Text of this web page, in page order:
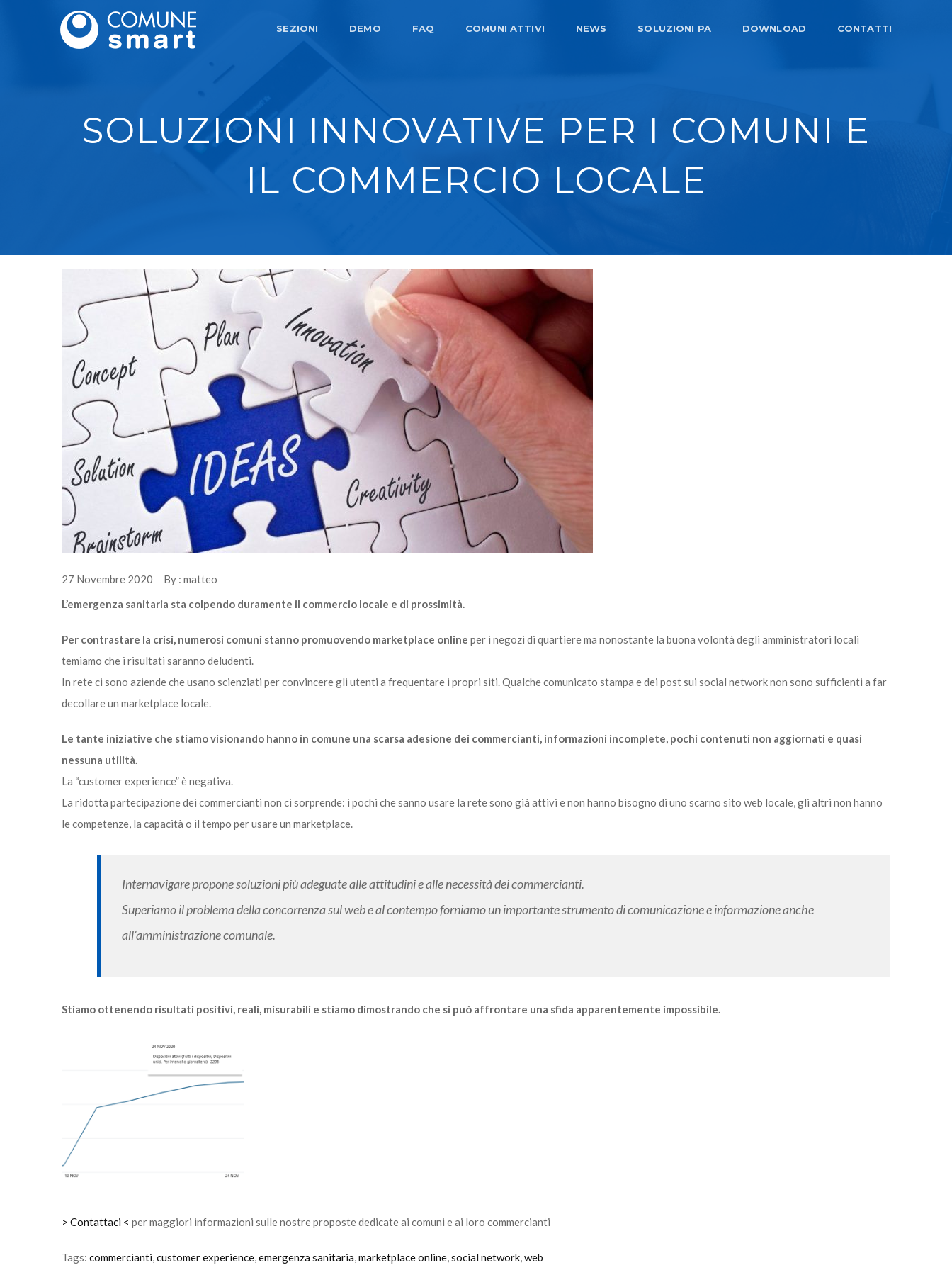
SEZIONI DEMO FAQ COMUNI ATTIVI NEWS SOLUZIONI PA DOWNLOAD CONTATTI
SOLUZIONI INNOVATIVE PER I COMUNI E
IL COMMERCIO LOCALE
27 Novembre 2020 By : matteo
L’emergenza sanitaria sta colpendo duramente il commercio locale e di prossimità.
Per contrastare la crisi, numerosi comuni stanno promuovendo marketplace online per i negozi di quartiere ma nonostante la buona volontà degli amministratori locali
temiamo che i risultati saranno deludenti.
In rete ci sono aziende che usano scienziati per convincere gli utenti a frequentare i propri siti. Qualche comunicato stampa e dei post sui social network non sono sufficienti a far
decollare un marketplace locale.
Le tante iniziative che stiamo visionando hanno in comune una scarsa adesione dei commercianti, informazioni incomplete, pochi contenuti non aggiornati e quasi
nessuna utilità.
La “customer experience” è negativa.
La ridotta partecipazione dei commercianti non ci sorprende: i pochi che sanno usare la rete sono già attivi e non hanno bisogno di uno scarno sito web locale, gli altri non hanno
le competenze, la capacità o il tempo per usare un marketplace.
Internavigare propone soluzioni più adeguate alle attitudini e alle necessità dei commercianti.
Superiamo il problema della concorrenza sul web e al contempo forniamo un importante strumento di comunicazione e informazione anche
all’amministrazione comunale.
Stiamo ottenendo risultati positivi, reali, misurabili e stiamo dimostrando che si può affrontare una sfida apparentemente impossibile.
> Contattaci < per maggiori informazioni sulle nostre proposte dedicate ai comuni e ai loro commercianti
Tags: commercianti,customer experience,emergenza sanitaria,marketplace online,social network,web